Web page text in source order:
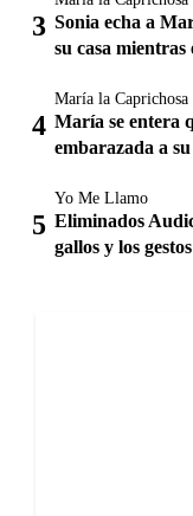
Sonia echa a
su casa mientras
María la Caprichosa
María se entera
embarazada a
Yo Me Llamo
Eliminados
gallos y los